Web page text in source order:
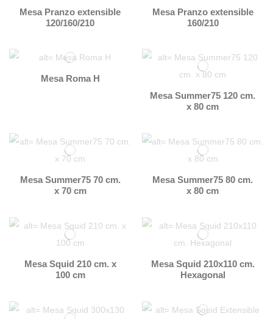
Mesa Pranzo extensible
120/160/210
Mesa Pranzo extensible
160/210
Mesa Roma H
Mesa Summer75 120 cm.
x 80 cm
Mesa Summer75 70 cm.
x 70 cm
Mesa Summer75 80 cm.
x 80 cm
Mesa Squid 210 cm. x
100 cm
Mesa Squid 210x110 cm.
Hexagonal